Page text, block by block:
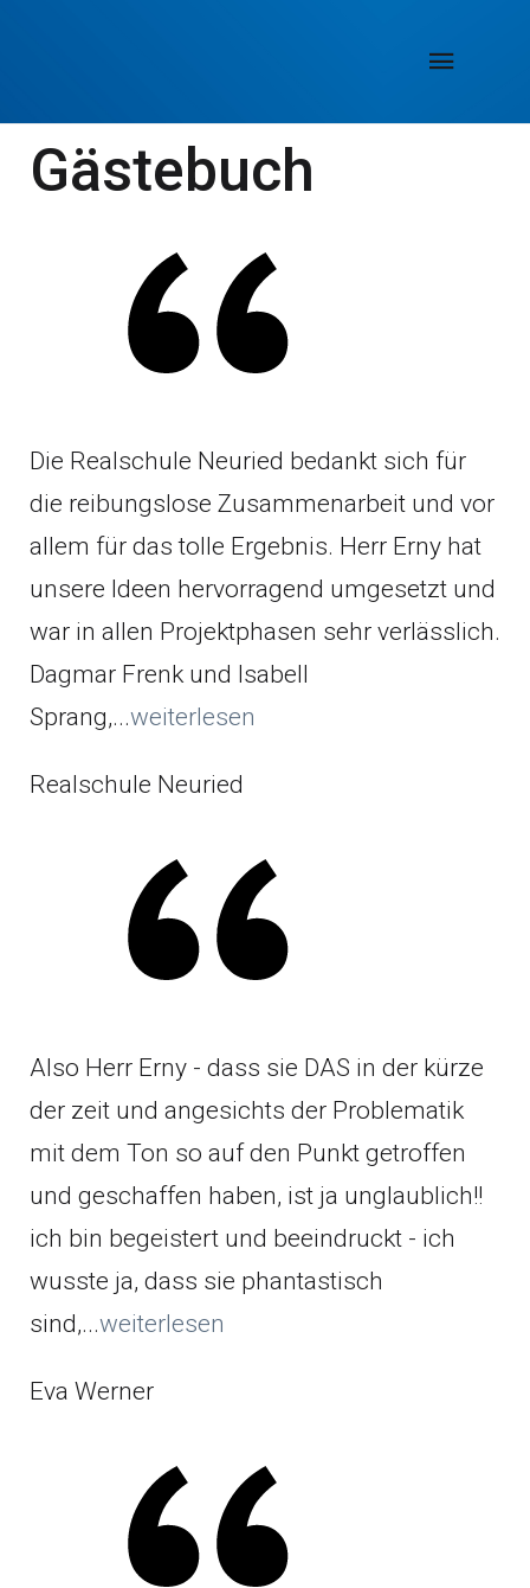
Gästebuch
Die Realschule Neuried bedankt sich für
die reibungslose Zusammenarbeit und vor
allem für das tolle Ergebnis. Herr Erny hat
unsere Ideen hervorragend umgesetzt und
war in allen Projektphasen sehr verlässlich.
Dagmar Frenk und Isabell
Sprang,...weiterlesen
Realschule Neuried
Also Herr Erny - dass sie DAS in der kürze
der zeit und angesichts der Problematik
mit dem Ton so auf den Punkt getroffen
und geschaffen haben, ist ja unglaublich!!
ich bin begeistert und beeindruckt - ich
wusste ja, dass sie phantastisch
sind,...weiterlesen
Eva Werner